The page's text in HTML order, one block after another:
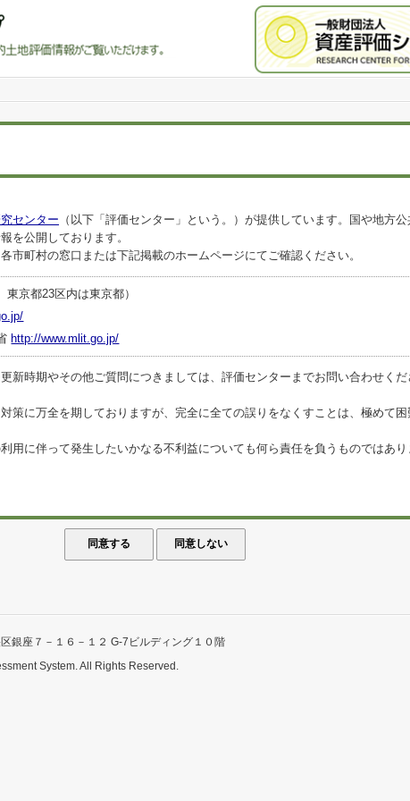
センター （以下「評価センター」という。）が提供しています。国や地方
を公開しております。
市町村の窓口または下記掲載のホームページにてご確認ください。
京都23区内は東京都）
http://www.mlit.go.jp/
時期やその他ご質問につきましては、評価センターまでお問い合わせくだ
策に万全を期しておりますが、完全に全ての誤りをなくすことは、極めて
に伴って発生したいかなる不利益についても何ら責任を負うものではあり
銀座７－１６－１２ G-7ビルディング１０階
System. All Rights Reserved.